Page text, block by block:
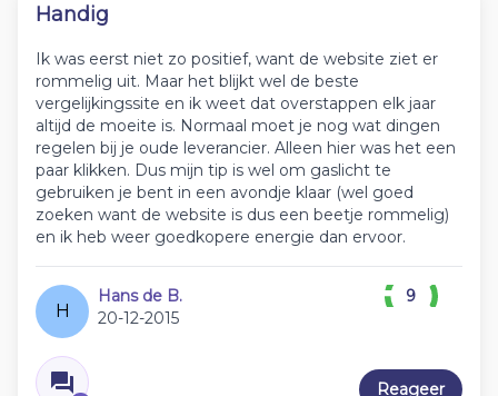
Handig
Ik was eerst niet zo positief, want de website ziet er
rommelig uit. Maar het blijkt wel de beste
vergelijkingssite en ik weet dat overstappen elk jaar
altijd de moeite is. Normaal moet je nog wat dingen
regelen bij je oude leverancier. Alleen hier was het een
paar klikken. Dus mijn tip is wel om gaslicht te
gebruiken je bent in een avondje klaar (wel goed
zoeken want de website is dus een beetje rommelig)
en ik heb weer goedkopere energie dan ervoor.
H
Hans de B.
20-12-2015
9
Reageer